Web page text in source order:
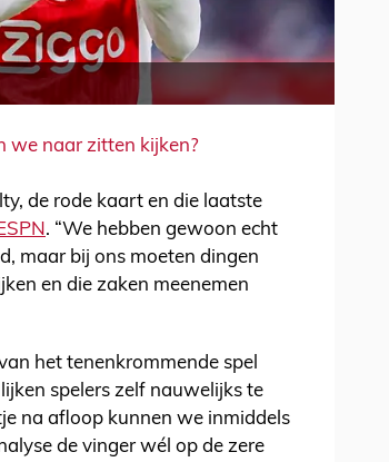
we naar zitten kijken?
de rode kaart en die laatste
. “We hebben gewoon echt
maar bij ons moeten dingen
en die zaken meenemen
het tenenkrommende spel
spelers zelf nauwelijks te
na afloop kunnen we inmiddels
de vinger wél op de zere